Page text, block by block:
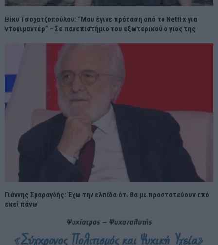
Βίκυ Τσοχατζοπούλου: “Μου έγινε πρόταση από το Netflix για
ντοκιμαντέρ” – Σε πανεπιστήμιο του εξωτερικού ο γιος της
Γιάννης Σμαραγδής: Έχω την ελπίδα ότι θα με προστατεύουν από
εκεί πάνω